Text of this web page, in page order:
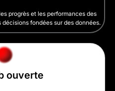
progrès et les performances des
fondées sur des données.
ouverte